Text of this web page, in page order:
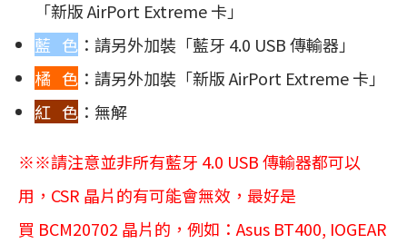
「新版 AirPort Extreme 卡」
藍 色 ：請另外加裝「藍牙 4.0 USB 傳輸器」
橘 色 ：請另外加裝「新版 AirPort Extreme 卡」
紅 色 ：無解
※※請注意並非所有藍牙 4.0 USB 傳輸器都可以
用，CSR 晶片的有可能會無效，最好是
買 BCM20702 晶片的，例如：Asus BT400, IOGEAR